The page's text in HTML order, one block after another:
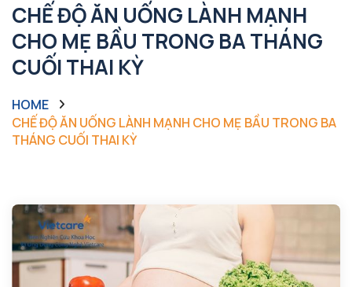
CHẾ ĐỘ ĂN UỐNG LÀNH MẠNH
CHO MẸ BẦU TRONG BA THÁNG
CUỐI THAI KỲ
HOME
CHẾ ĐỘ ĂN UỐNG LÀNH MẠNH CHO MẸ BẦU TRONG BA
THÁNG CUỐI THAI KỲ